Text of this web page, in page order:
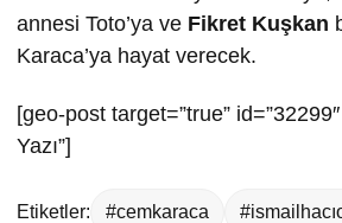
annesi Toto’ya ve Fikret Kuşkan
Karaca’ya hayat verecek.
[geo-post target=”true”
Yazı”]
Etiketler: #cemkaraca